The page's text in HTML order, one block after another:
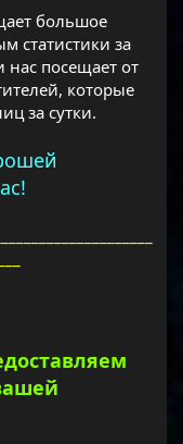
большое
статистики за
нас посещает от
которые
за сутки.